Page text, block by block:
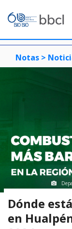
Notas >
Dónde
en